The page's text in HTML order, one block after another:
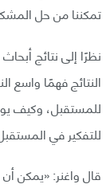
تمكننا من حل
نظرًا إلى نتائج
النتائج فهمًا
للمستقبل، وكيف
للتفكير في
قال واغنر: «يمكن